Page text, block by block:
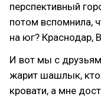
перспективный
потом вспомнила,
на юг? Краснодар,
И вот мы с
жарит шашлык,
кровати, а мне